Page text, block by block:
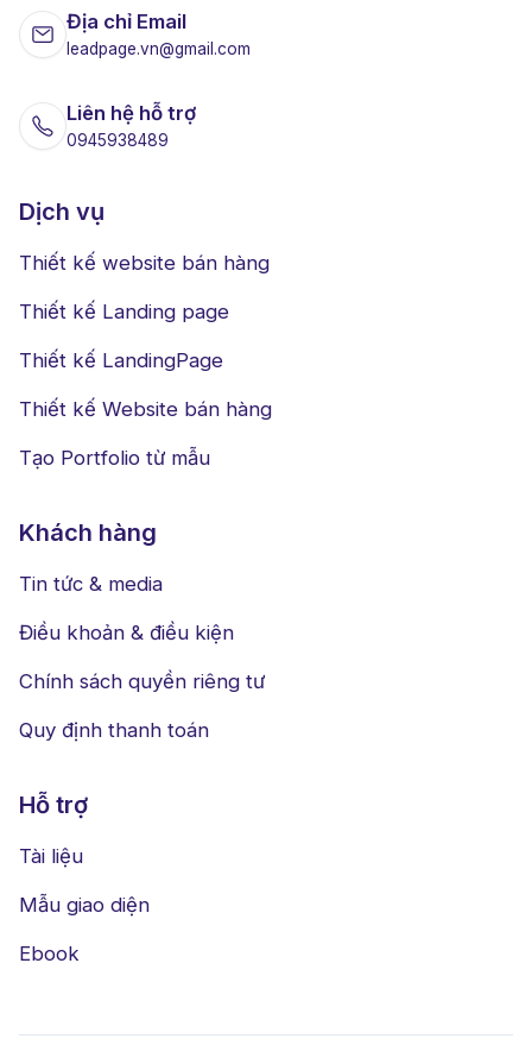
Địa chỉ Email
leadpage.vn@gmail.com
Liên hệ hỗ trợ
0945938489
Dịch vụ
Thiết kế website bán hàng
Thiết kế Landing page
Thiết kế LandingPage
Thiết kế Website bán hàng
Tạo Portfolio từ mẫu
Khách hàng
Tin tức & media
Điều khoản & điều kiện
Chính sách quyền riêng tư
Quy định thanh toán
Hỗ trợ
Tài liệu
Mẫu giao diện
Ebook